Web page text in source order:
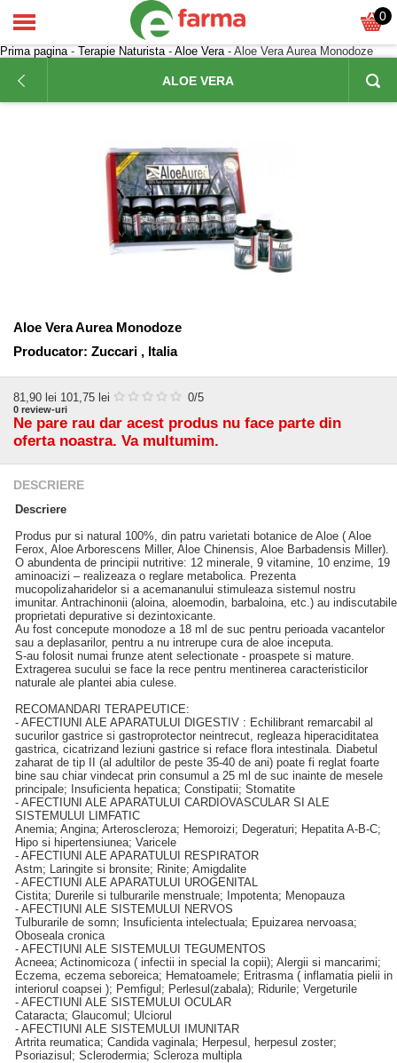
0
Prima pagina- Terapie Naturista- Aloe Vera- Aloe Vera Aurea Monodoze
ALOE VERA
Aloe Vera Aurea Monodoze
Producator: Zuccari , Italia
81,90 lei 101,75 lei 0/5
0 review-uri
Ne pare rau dar acest produs nu face parte din
oferta noastra. Va multumim.
DESCRIERE
Descriere
Produs pur si natural 100%, din patru varietati botanice de Aloe ( Aloe
Ferox, Aloe Arborescens Miller, Aloe Chinensis, Aloe Barbadensis Miller).
O abundenta de principii nutritive: 12 minerale, 9 vitamine, 10 enzime, 19
aminoacizi – realizeaza o reglare metabolica. Prezenta
mucopolizaharidelor si a acemananului stimuleaza sistemul nostru
imunitar. Antrachinonii (aloina, aloemodin, barbaloina, etc.) au indiscutabile
proprietati depurative si dezintoxicante.
Au fost concepute monodoze a 18 ml de suc pentru perioada vacantelor
sau a deplasarilor, pentru a nu intrerupe cura de aloe inceputa.
S-au folosit numai frunze atent selectionate - proaspete si mature.
Extragerea sucului se face la rece pentru mentinerea caracteristicilor
naturale ale plantei abia culese.
RECOMANDARI TERAPEUTICE:
- AFECTIUNI ALE APARATULUI DIGESTIV : Echilibrant remarcabil al
sucurilor gastrice si gastroprotector neintrecut, regleaza hiperaciditatea
gastrica, cicatrizand leziuni gastrice si reface flora intestinala. Diabetul
zaharat de tip II (al adultilor de peste 35-40 de ani) poate fi reglat foarte
bine sau chiar vindecat prin consumul a 25 ml de suc inainte de mesele
principale; Insuficienta hepatica; Constipatii; Stomatite
- AFECTIUNI ALE APARATULUI CARDIOVASCULAR SI ALE
SISTEMULUI LIMFATIC
Anemia; Angina; Arteroscleroza; Hemoroizi; Degeraturi; Hepatita A-B-C;
Hipo si hipertensiunea; Varicele
- AFECTIUNI ALE APARATULUI RESPIRATOR
Astm; Laringite si bronsite; Rinite; Amigdalite
- AFECTIUNI ALE APARATULUI UROGENITAL
Cistita; Durerile si tulburarile menstruale; Impotenta; Menopauza
- AFECTIUNI ALE SISTEMULUI NERVOS
Tulburarile de somn; Insuficienta intelectuala; Epuizarea nervoasa;
Oboseala cronica
- AFECTIUNI ALE SISTEMULUI TEGUMENTOS
Acneea; Actinomicoza ( infectii in special la copii); Alergii si mancarimi;
Eczema, eczema seboreica; Hematoamele; Eritrasma ( inflamatia pielii in
interiorul coapsei ); Pemfigul; Perlesul(zabala); Ridurile; Vergeturile
- AFECTIUNI ALE SISTEMULUI OCULAR
Cataracta; Glaucomul; Ulciorul
- AFECTIUNI ALE SISTEMULUI IMUNITAR
Artrita reumatica; Candida vaginala; Herpesul, herpesul zoster;
Psoriazisul; Sclerodermia; Scleroza multipla